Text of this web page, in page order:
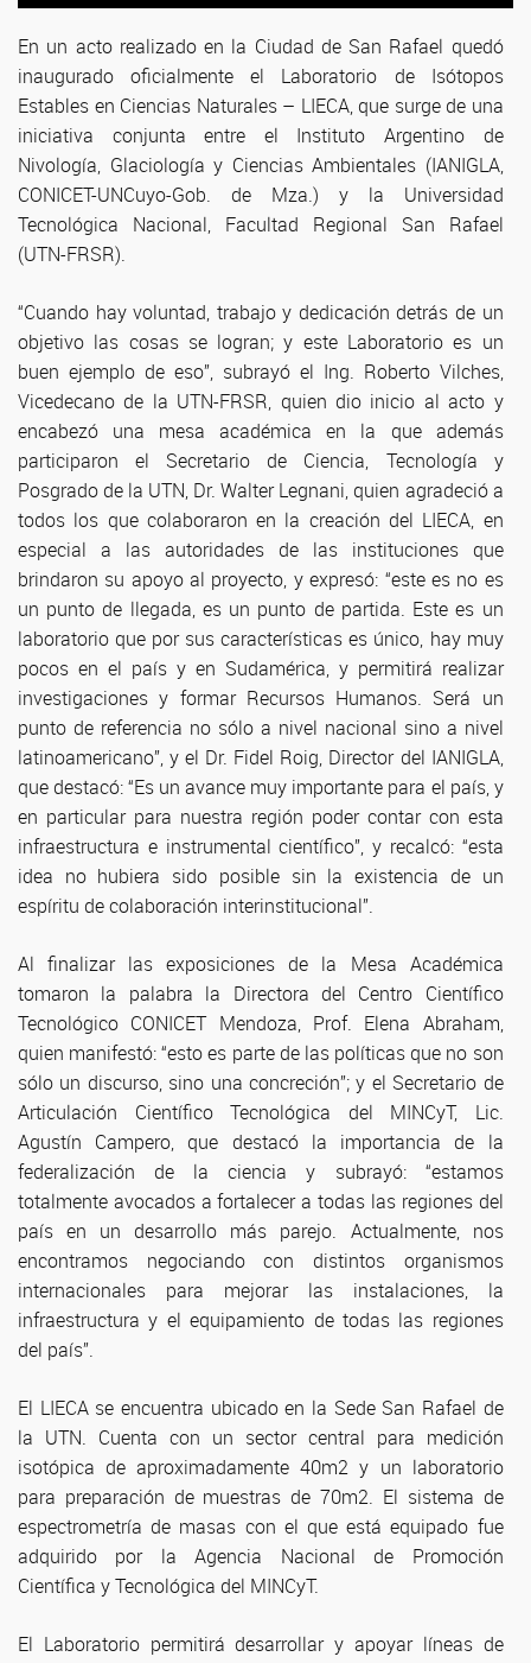
En un acto realizado en la Ciudad de San Rafael quedó
inaugurado oficialmente el Laboratorio de Isótopos
Estables en Ciencias Naturales – LIECA, que surge de una
iniciativa conjunta entre el Instituto Argentino de
Nivología, Glaciología y Ciencias Ambientales (IANIGLA,
CONICET-UNCuyo-Gob. de Mza.) y la Universidad
Tecnológica Nacional, Facultad Regional San Rafael
(UTN-FRSR).
“Cuando hay voluntad, trabajo y dedicación detrás de un
objetivo las cosas se logran; y este Laboratorio es un
buen ejemplo de eso”, subrayó el Ing. Roberto Vilches,
Vicedecano de la UTN-FRSR, quien dio inicio al acto y
encabezó una mesa académica en la que además
participaron el Secretario de Ciencia, Tecnología y
Posgrado de la UTN, Dr. Walter Legnani, quien agradeció a
todos los que colaboraron en la creación del LIECA, en
especial a las autoridades de las instituciones que
brindaron su apoyo al proyecto, y expresó: “este es no es
un punto de llegada, es un punto de partida. Este es un
laboratorio que por sus características es único, hay muy
pocos en el país y en Sudamérica, y permitirá realizar
investigaciones y formar Recursos Humanos. Será un
punto de referencia no sólo a nivel nacional sino a nivel
latinoamericano”, y el Dr. Fidel Roig, Director del IANIGLA,
que destacó: “Es un avance muy importante para el país, y
en particular para nuestra región poder contar con esta
infraestructura e instrumental científico”, y recalcó: “esta
idea no hubiera sido posible sin la existencia de un
espíritu de colaboración interinstitucional”.
Al finalizar las exposiciones de la Mesa Académica
tomaron la palabra la Directora del Centro Científico
Tecnológico CONICET Mendoza, Prof. Elena Abraham,
quien manifestó: “esto es parte de las políticas que no son
sólo un discurso, sino una concreción”; y el Secretario de
Articulación Científico Tecnológica del MINCyT, Lic.
Agustín Campero, que destacó la importancia de la
federalización de la ciencia y subrayó: “estamos
totalmente avocados a fortalecer a todas las regiones del
país en un desarrollo más parejo. Actualmente, nos
encontramos negociando con distintos organismos
internacionales para mejorar las instalaciones, la
infraestructura y el equipamiento de todas las regiones
del país”.
El LIECA se encuentra ubicado en la Sede San Rafael de
la UTN. Cuenta con un sector central para medición
isotópica de aproximadamente 40m2 y un laboratorio
para preparación de muestras de 70m2. El sistema de
espectrometría de masas con el que está equipado fue
adquirido por la Agencia Nacional de Promoción
Científica y Tecnológica del MINCyT.
El Laboratorio permitirá desarrollar y apoyar líneas de